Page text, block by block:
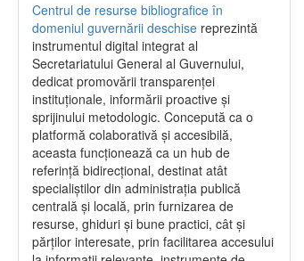
Centrul de resurse bibliografice în
domeniul guvernării deschise reprezintă
instrumentul digital integrat al
Secretariatului General al Guvernului,
dedicat promovării transparenței
instituționale, informării proactive și
sprijinului metodologic. Concepută ca o
platformă colaborativă și accesibilă,
aceasta funcționează ca un hub de
referință bidirecțional, destinat atât
specialiștilor din administrația publică
centrală și locală, prin furnizarea de
resurse, ghiduri și bune practici, cât și
părților interesate, prin facilitarea accesului